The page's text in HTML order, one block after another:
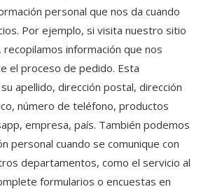
personal que nos da cuando
Por ejemplo, si visita nuestro sitio
información que nos
el proceso de pedido. Esta
apellido, dirección postal, dirección
número de teléfono, productos
empresa, país. También podemos
personal cuando se comunique con
departamentos, como el servicio al
formularios o encuestas en